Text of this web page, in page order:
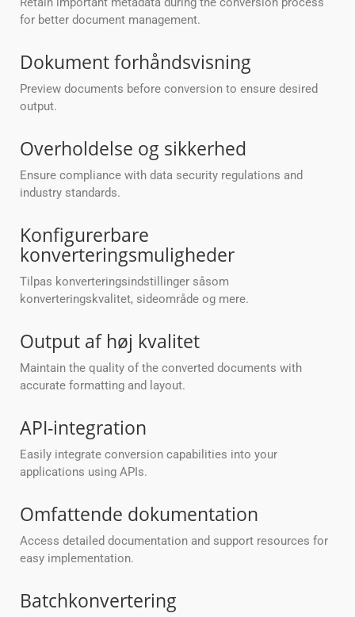
for better document management.
Dokument forhåndsvisning
Preview documents before conversion to ensure desired
output.
Overholdelse og sikkerhed
Ensure compliance with data security regulations and
industry standards.
Konfigurerbare
konverteringsmuligheder
Tilpas konverteringsindstillinger såsom
konverteringskvalitet, sideområde og mere.
Output af høj kvalitet
Maintain the quality of the converted documents with
accurate formatting and layout.
API-integration
Easily integrate conversion capabilities into your
applications using APIs.
Omfattende dokumentation
Access detailed documentation and support resources for
easy implementation.
Batchkonvertering